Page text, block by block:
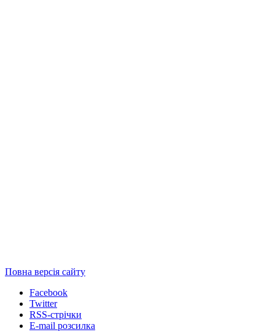
Повна версія сайту
Facebook
Twitter
RSS-стрічки
E-mail розсилка